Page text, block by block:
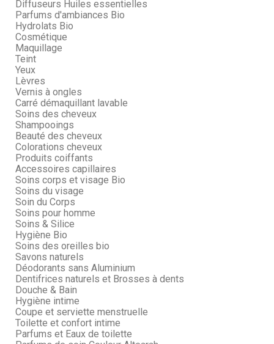
Diffuseurs Huiles essentielles
Parfums d'ambiances Bio
Hydrolats Bio
Cosmétique
Maquillage
Teint
Yeux
Lèvres
Vernis à ongles
Carré démaquillant lavable
Soins des cheveux
Shampooings
Beauté des cheveux
Colorations cheveux
Produits coiffants
Accessoires capillaires
Soins corps et visage Bio
Soins du visage
Soin du Corps
Soins pour homme
Soins & Silice
Hygiène Bio
Soins des oreilles bio
Savons naturels
Déodorants sans Aluminium
Dentifrices naturels et Brosses à dents
Douche & Bain
Hygiène intime
Coupe et serviette menstruelle
Toilette et confort intime
Parfums et Eaux de toilette